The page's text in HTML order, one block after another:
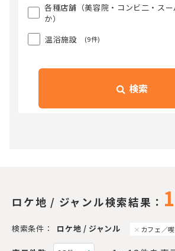
各種店舗（美容院・コンビ二・ス
か）
温浴施設 (9件)
検索
ロケ地 / ジャンル検索結果：
検索条件： ロケ地 / ジャンル カフェ／